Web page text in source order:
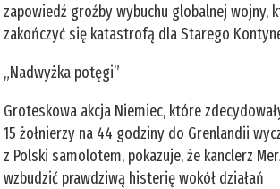
zapowiedź groźby wybuchu globalnej wojny,
zakończyć się katastrofą dla Starego
„Nadwyżka potęgi”
Groteskowa akcja Niemiec, które
15 żołnierzy na 44 godziny do Grenlandii
z Polski samolotem, pokazuje, że kanclerz
wzbudzić prawdziwą histerię wokół działań